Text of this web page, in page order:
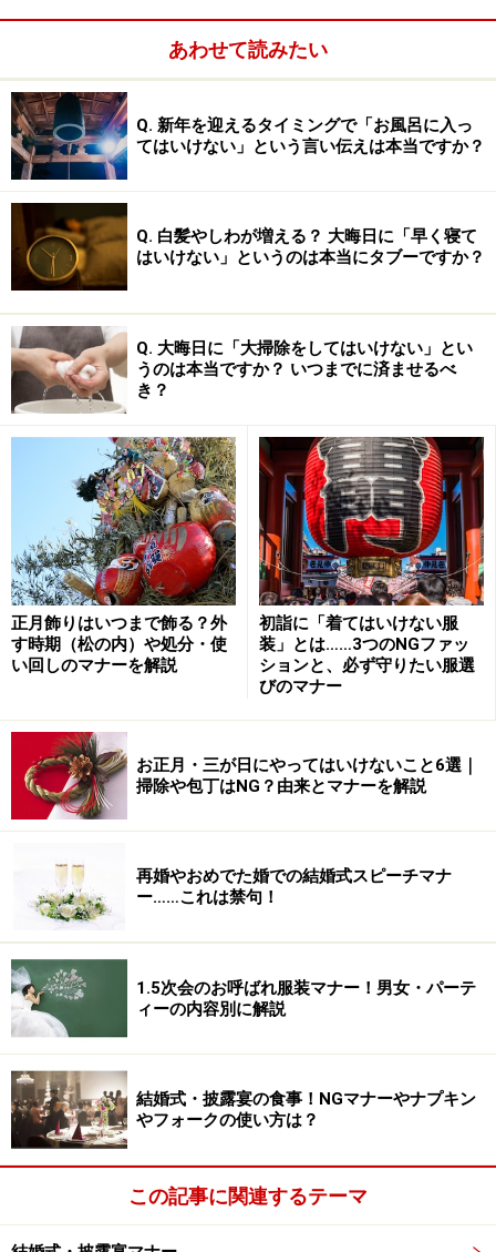
るべく小さめのものを。
着物に時計や指輪をつけてはいけない
＜NO＞
時計はできればつけないほうがよいですが、マナー違反
にはなりません。指輪もOK。しかしマニキュアはなるべ
く、薄い色を（品よく見えるように）。
シンプルな雰囲気のブラックスーツを着て
もよい
＜NO＞
黒を着る時は、一色だと弔事をイメージさせます。コサ
ージュ、ショール、アクセサリーをアクセントに華やか
さをプラスさせるのが基本。
「平服」でといわれたら「カジュアルな普
段着」でよい
＜NO＞
「平服」では、「正礼装でなくてもいいですよ」と言う
意味。披露宴ほどフォーマルにする必要はありません
が、男性ならスーツ、女性ならワンピースやスーツが一
般的。コサージュやストールで華やかさを演出してみれ
ばいかがでしょう。
あわせて読みたい
Q. 新年を迎えるタイミングで「お風呂に入っ
てはいけない」という言い伝えは本当ですか？
Q. 白髪やしわが増える？ 大晦日に「早く寝て
はいけない」というのは本当にタブーですか？
Q. 大晦日に「大掃除をしてはいけない」とい
うのは本当ですか？ いつまでに済ませるべ
き？
正月飾りはいつまで飾る？外
す時期（松の内）や処分・使
い回しのマナーを解説
初詣に「着てはいけない服
装」とは……3つのNGファッ
ションと、必ず守りたい服選
びのマナー
お正月・三が日にやってはいけないこと6選｜
掃除や包丁はNG？由来とマナーを解説
再婚やおめでた婚での結婚式スピーチマナ
ー……これは禁句！
1.5次会のお呼ばれ服装マナー！男女・パーテ
ィーの内容別に解説
結婚式・披露宴の食事！NGマナーやナプキン
やフォークの使い方は？
この記事に関連するテーマ